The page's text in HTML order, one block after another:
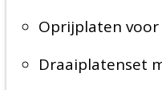
Oprijplaten
Draaiplatenset